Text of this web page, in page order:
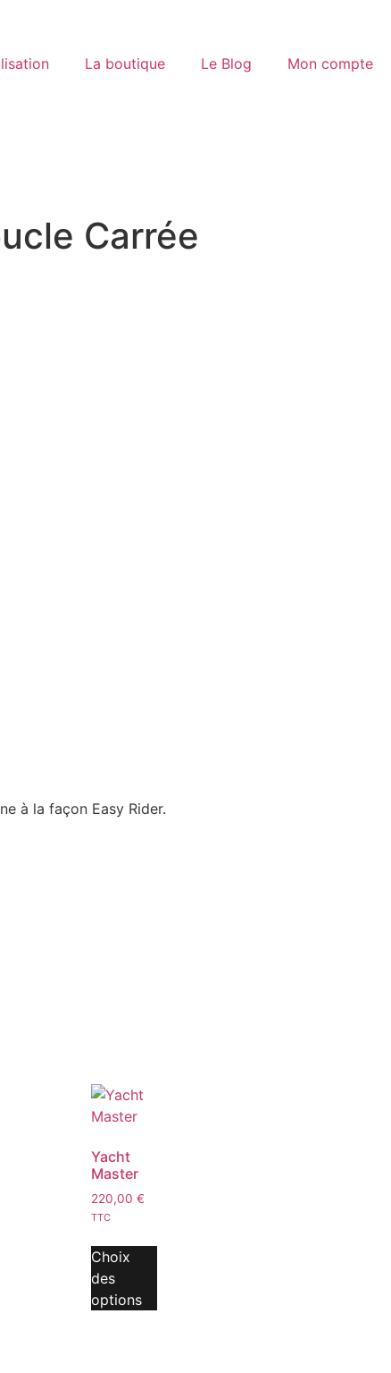
La boutique Le Blog Mon compte
Carrée
à la façon Easy Rider.
Yacht
Master
220,00 €
TTC
Choix
des
options